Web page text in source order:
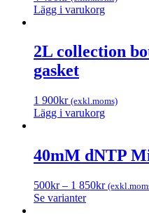
Lägg i varukorg
2L collection
gasket
1 900kr (exkl.moms)
Lägg i varukorg
40mM dNTP
500kr– 1 850kr
Se varianter